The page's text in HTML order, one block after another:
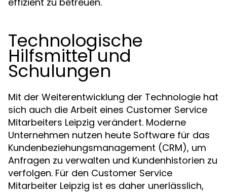
Technologische
Hilfsmittel und
Schulungen
Mit der Weiterentwicklung der Technologie hat
sich auch die Arbeit eines Customer Service
Mitarbeiters Leipzig verändert. Moderne
Unternehmen nutzen heute Software für das
Kundenbeziehungsmanagement (CRM), um
Anfragen zu verwalten und Kundenhistorien zu
verfolgen. Für den Customer Service
Mitarbeiter Leipzig ist es daher unerlässlich,